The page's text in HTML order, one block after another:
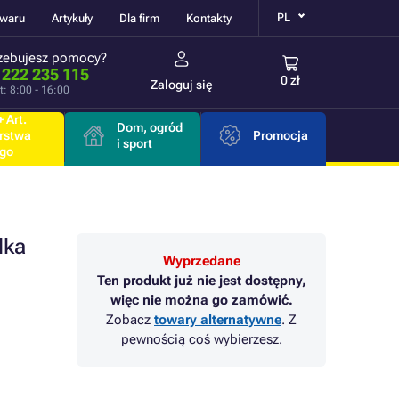
Artykuły Dla firm Kontakty PL
pomocy?
235 115
8:00 - 16:00 Zaloguj się 0 zł
Art.
Dom, ogród
i sport
Promocja
Wyprzedane
Ten produkt już nie jest dostępny,
więc nie można go zamówić.
Zobacz towary alternatywne. Z
pewnością coś wybierzesz.